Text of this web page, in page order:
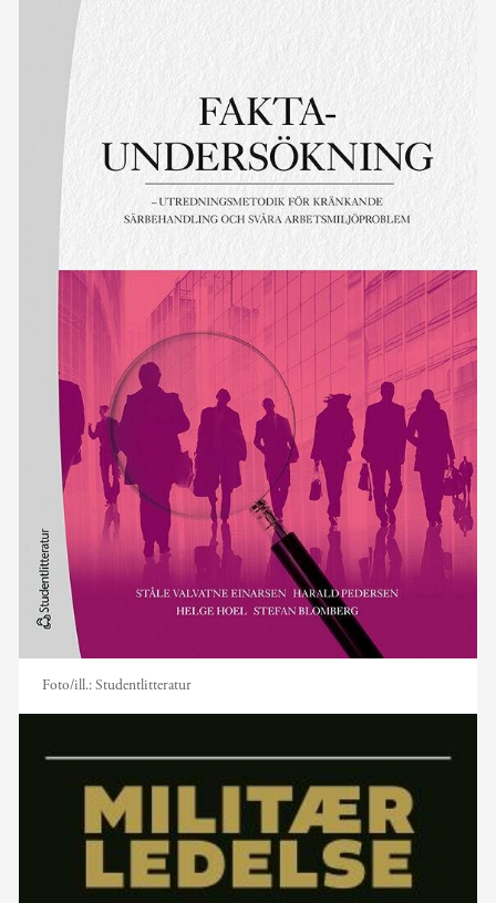
Foto/ill.:Studentlitteratur